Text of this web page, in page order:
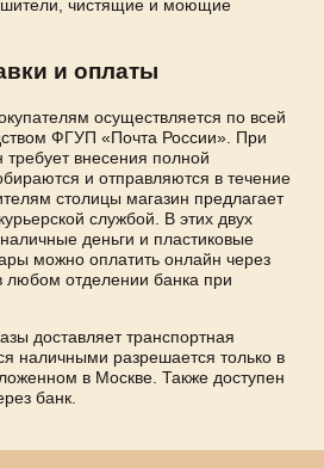
чистящие и моющие
и оплаты
осуществляется по всей
ФГУП «Почта России». При
требует внесения полной
и отправляются в течение
столицы магазин предлагает
службой. В этих двух
деньги и пластиковые
можно оплатить онлайн через
любом отделении банка при
доставляет транспортная
наличными разрешается только в
в Москве. Также доступен
банк.